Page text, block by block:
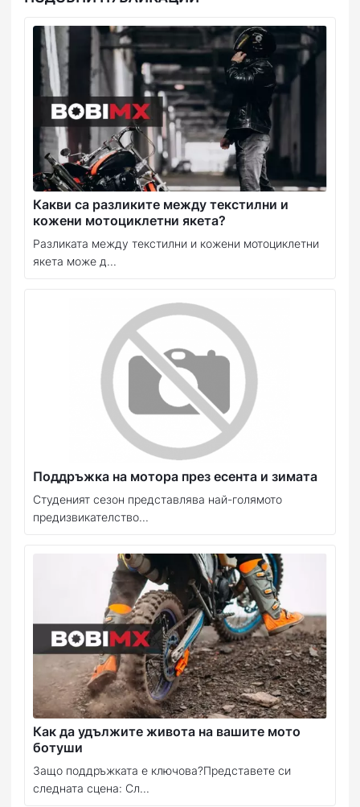
Какви са разликите между текстилни и
кожени мотоциклетни якета?
Разликата между текстилни и кожени мотоциклетни
якета може д...
Поддръжка на мотора през есента и зимата
Студеният сезон представлява най-голямото
предизвикателство...
Как да удължите живота на вашите мото
ботуши
Защо поддръжката е ключова?Представете си
следната сцена: Сл...